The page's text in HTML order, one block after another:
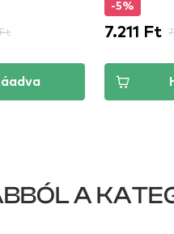
-5%
7.211 Ft
A